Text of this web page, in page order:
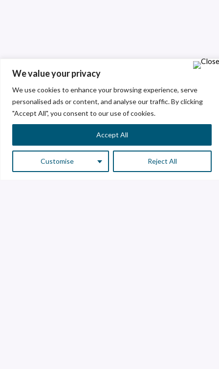
We value your privacy
We use cookies to enhance your browsing experience, serve
personalised ads or content, and analyse our traffic. By clicking
"Accept All", you consent to our use of cookies.
Customise Reject All
Accept All